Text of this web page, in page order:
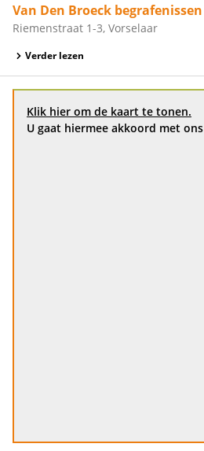
Van Den Broeck begrafenissen
Riemenstraat 1-3, Vorselaar
Verder lezen
Klik hier om de kaart te tonen.
U gaat hiermee akkoord met ons